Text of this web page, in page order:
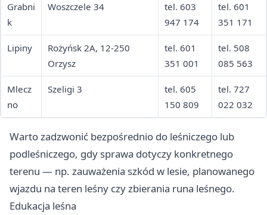
Grabni
k
Woszczele 34
tel. 603
947 174
tel. 601
351 171
Lipiny
Rożyńsk 2A, 12-250
Orzysz
tel. 601
351 001
tel. 508
085 563
Mlecz
no
Szeligi 3
tel. 605
150 809
tel. 727
022 032
Warto zadzwonić bezpośrednio do leśniczego lub
podleśniczego, gdy sprawa dotyczy konkretnego
terenu — np. zauważenia szkód w lesie, planowanego
wjazdu na teren leśny czy zbierania runa leśnego.
Edukacja leśna